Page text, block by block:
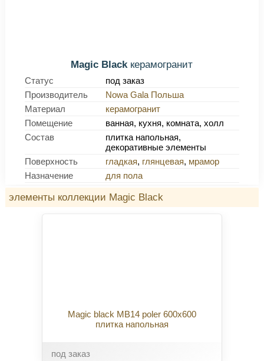
Magic Black керамогранит
Статус
под заказ
Производитель
Nowa Gala Польша
Материал
керамогранит
Помещение
ванная, кухня, комната, холл
Состав
плитка напольная,
декоративные элементы
Поверхность
гладкая, глянцевая, мрамор
Назначение
для пола
элементы коллекции Magic Black
Magic black MB14 poler 600x600
плитка напольная
под заказ